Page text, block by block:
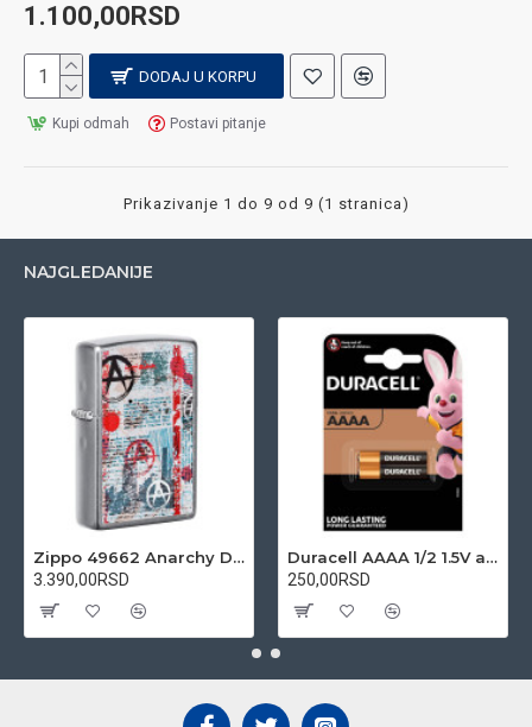
1.100,00RSD
DODAJ U KORPU
Kupi odmah Postavi pitanje
Prikazivanje 1 do 9 od 9 (1 stranica)
NAJGLEDANIJE
Zippo 49662 Anarchy Design upaljač
3.390,00RSD
Duracell AAAA 1/2 1.5V alkalna baterija
250,00RSD